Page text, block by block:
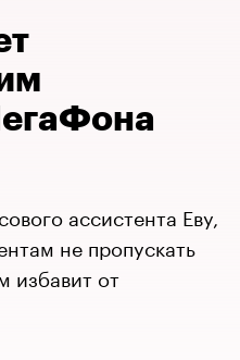
ассистента Еву,
не пропускать
избавит от